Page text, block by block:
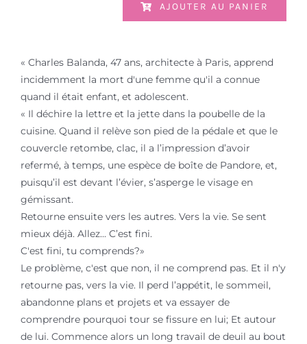
AJOUTER AU PANIER
« Charles Balanda, 47 ans, architecte à Paris, apprend
incidemment la mort d'une femme qu'il a connue
quand il était enfant, et adolescent.
« Il déchire la lettre et la jette dans la poubelle de la
cuisine. Quand il relève son pied de la pédale et que le
couvercle retombe, clac, il a l’impression d’avoir
refermé, à temps, une espèce de boîte de Pandore, et,
puisqu’il est devant l’évier, s’asperge le visage en
gémissant.
Retourne ensuite vers les autres. Vers la vie. Se sent
mieux déjà. Allez... C’est fini.
C'est fini, tu comprends?»
Le problème, c'est que non, il ne comprend pas. Et il n'y
retourne pas, vers la vie. Il perd l’appétit, le sommeil,
abandonne plans et projets et va essayer de
comprendre pourquoi tour se fissure en lui; Et autour
de lui. Commence alors un long travail de deuil au bout